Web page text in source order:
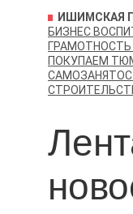
ИШИМСКАЯ
БИЗНЕС
ГРАМОТНОСТЬ
ПОКУПАЕМ